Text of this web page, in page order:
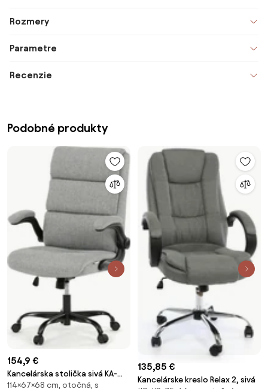
Rozmery
Parametre
Recenzie
Podobné produkty
154,9 €
Kancelárska stolička sivá KA-
K3104 GREY
114×67×68 cm, otočná, s
135,85 €
Kancelárske kreslo Relax 2, sivá